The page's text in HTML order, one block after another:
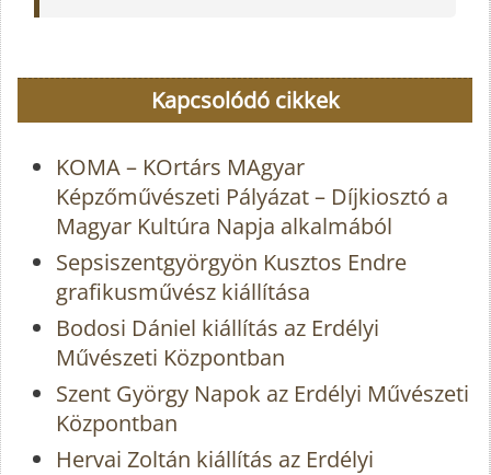
Kapcsolódó cikkek
KOMA – KOrtárs MAgyar
Képzőművészeti Pályázat – Díjkiosztó a
Magyar Kultúra Napja alkalmából
Sepsiszentgyörgyön Kusztos Endre
grafikusművész kiállítása
Bodosi Dániel kiállítás az Erdélyi
Művészeti Központban
Szent György Napok az Erdélyi Művészeti
Központban
Hervai Zoltán kiállítás az Erdélyi